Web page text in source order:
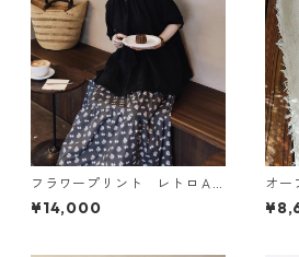
フラワープリント レトロＡ
ラインスカート N SLSK094
¥14,000
オー
ーズ